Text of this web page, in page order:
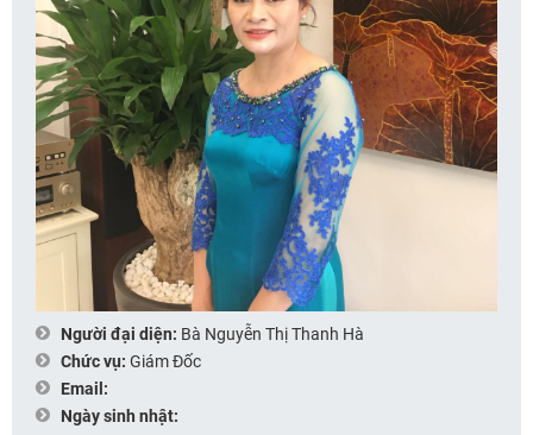
Người đại diện: Bà Nguyễn Thị Thanh Hà
Chức vụ: Giám Đốc
Email:
Ngày sinh nhật: